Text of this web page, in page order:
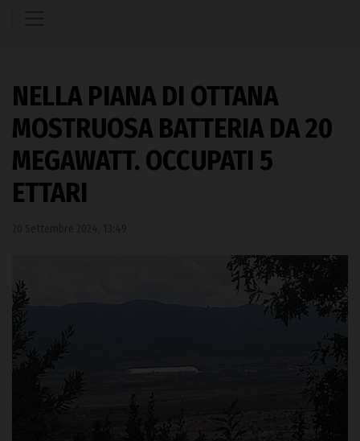
NELLA PIANA DI OTTANA
MOSTRUOSA BATTERIA DA 20
MEGAWATT. OCCUPATI 5
ETTARI